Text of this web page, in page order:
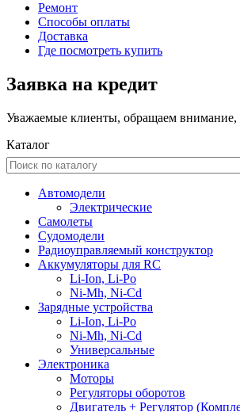
Ремонт
Способы оплаты
Доставка
Где посмотреть купить
Заявка на кредит
Уважаемые клиенты, обращаем внимание,
Каталог
Автомодели
Электрические
Самолеты
Судомодели
Радиоуправляемый конструктор
Аккумуляторы для RC
Li-Ion, Li-Po
Ni-Mh, Ni-Cd
Зарядные устройства
Li-Ion, Li-Po
Ni-Mh, Ni-Cd
Универсальные
Электроника
Моторы
Регуляторы оборотов
Двигатель + Регулятор